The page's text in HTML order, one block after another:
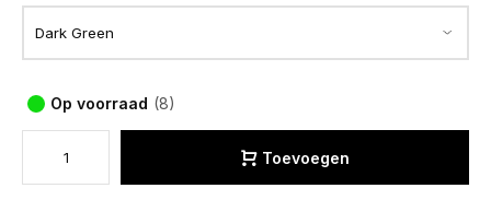
Op voorraad (8)
Toevoegen